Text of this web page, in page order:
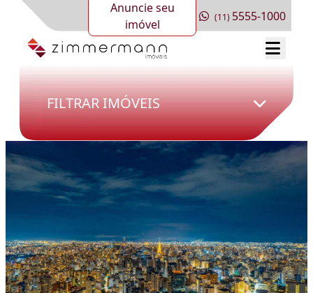
Anuncie seu
imóvel
(11) 5555-1000
FILTRAR IMÓVEIS